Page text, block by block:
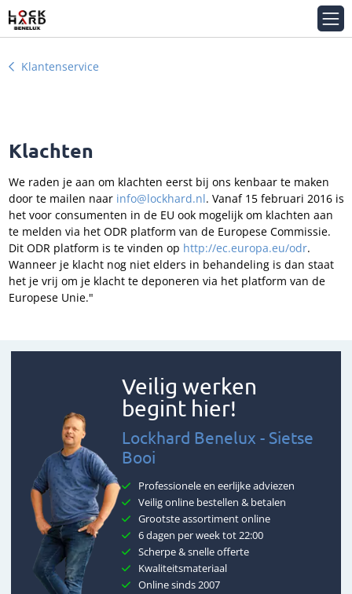
Klantenservice
Klachten
We raden je aan om klachten eerst bij ons kenbaar te maken
door te mailen naar info@lockhard.nl. Vanaf 15 februari 2016 is
het voor consumenten in de EU ook mogelijk om klachten aan
te melden via het ODR platform van de Europese Commissie.
Dit ODR platform is te vinden op http://ec.europa.eu/odr.
Wanneer je klacht nog niet elders in behandeling is dan staat
het je vrij om je klacht te deponeren via het platform van de
Europese Unie."
Veilig werken
begint hier!
Lockhard Benelux - Sietse
Booi
Professionele en eerlijke adviezen
Veilig online bestellen & betalen
Grootste assortiment online
6 dagen per week tot 22:00
Scherpe & snelle offerte
Kwaliteitsmateriaal
Online sinds 2007